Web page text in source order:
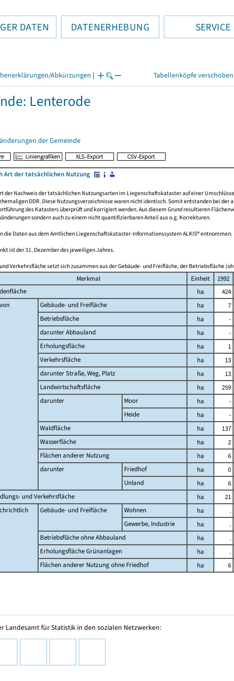
DATEN DATENERHEBUNG SERVICE
Abkürzungen | Tabellenköpfe
Lenterode
der Gemeinde
Art der tatsächlichen Nutzung
der Nachweis der tatsächlichen Nutzungsarten im Liegenschaftskataster auf einer
DDR. Diese Nutzungsverzeichnisse waren nicht identisch. Somit entstanden bei
des Katasters überprüft und korrigiert werden. Aus diesem Grund resultieren
sondern auch zu einem nicht quantifizierbaren Anteil aus o.g. Korrekturen.
die Daten aus dem Amtlichen Liegenschaftskataster-Informationssystem ALKIS® entnommen.
ist der 31. Dezember des jeweiligen Jahres.
Verkehrsfläche setzt sich zusammen aus der Gebäude- und Freifläche, der Betriebsfläche
Merkmal Einheit 1992
ha 424
Gebäude- und Freifläche ha 7
Betriebsfläche
ha -
darunter Abbauland
ha -
Erholungsfläche
ha 1
Verkehrsfläche
ha 13
darunter Straße, Weg, Platz
ha 13
Landwirtschaftsfläche
ha 259
darunter
Moor ha -
Heide
ha -
Waldfläche
ha 137
Wasserfläche
ha 2
Flächen anderer Nutzung
ha 6
darunter
Friedhof ha 0
Unland
ha 6
und Verkehrsfläche
ha 21
Gebäude- und Freifläche Wohnen ha .
Gewerbe, Industrie
ha .
Betriebsfläche ohne Abbauland
ha .
Erholungsfläche Grünanlagen
ha .
Flächen anderer Nutzung ohne Friedhof
ha 6
Landesamt für Statistik in den sozialen Netzwerken: